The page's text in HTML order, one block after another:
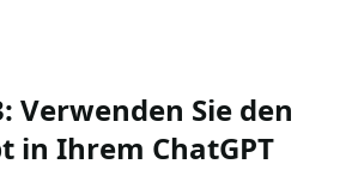
Verwenden Sie den
in Ihrem ChatGPT